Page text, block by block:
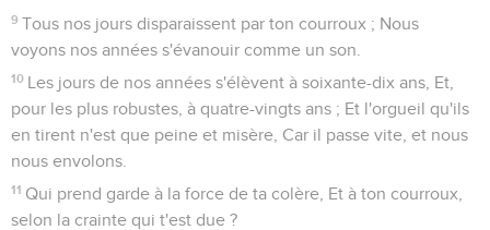
9 Tous nos jours disparaissent par ton courroux ; Nous
voyons nos années s'évanouir comme un son.
10 Les jours de nos années s'élèvent à soixante-dix ans, Et,
pour les plus robustes, à quatre-vingts ans ; Et l'orgueil qu'ils
en tirent n'est que peine et misère, Car il passe vite, et nous
nous envolons.
11 Qui prend garde à la force de ta colère, Et à ton courroux,
selon la crainte qui t'est due ?